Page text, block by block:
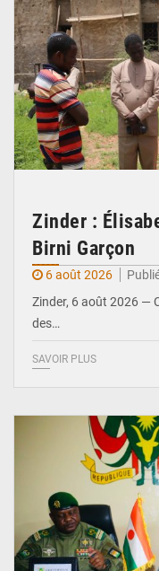
Zinder :
Birni Garçon
6 août 2026
Zinder, 6 août 2026 —
des…
SAVOIR PLUS